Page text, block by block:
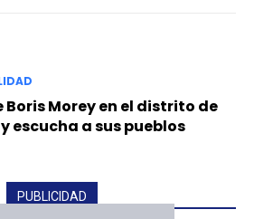
Morey en el distrito de
escucha a sus pueblos
PUBLICIDAD